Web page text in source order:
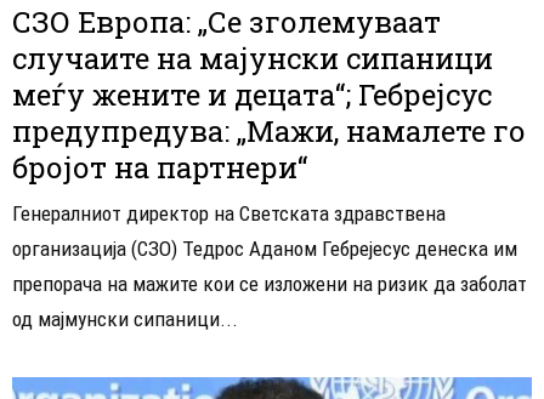
СЗО Европа: „Се зголемуваат
случаите на мајунски сипаници
меѓу жените и децата“; Гебрејсус
предупредува: „Мажи, намалете го
бројот на партнери“
Генералниот директор на Светската здравствена
организација (СЗО) Тедрос Аданом Гебрејесус денеска им
препорача на мажите кои се изложени на ризик да заболат
од мајмунски сипаници...